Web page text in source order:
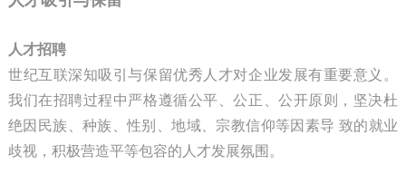
人才招聘
世纪互联深知吸引与保留优秀人才对企业发展有重要意义。
我们在招聘过程中严格遵循公平、公正、公开原则，坚决杜
绝因民族、种族、性别、地域、宗教信仰等因素导 致的就业
歧视，积极营造平等包容的人才发展氛围。